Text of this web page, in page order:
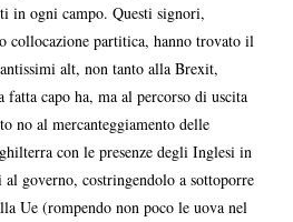
in ogni campo. Questi signori,
collocazione partitica, hanno trovato il
alt, non tanto alla Brexit,
fatta capo ha, ma al percorso di uscita
no al mercanteggiamento delle
con le presenze degli Inglesi in
governo, costringendolo a sottoporre
Ue (rompendo non poco le uova nel